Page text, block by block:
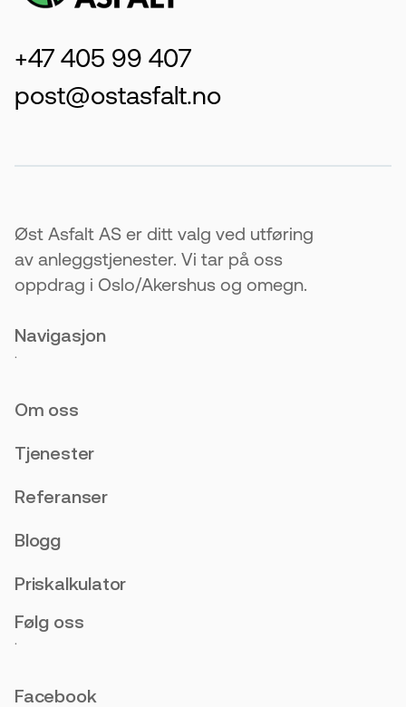
+47 405 99 407
post@ostasfalt.no
Øst Asfalt AS er ditt valg ved utføring
av anleggstjenester. Vi tar på oss
oppdrag i Oslo/Akershus og omegn.
Navigasjon
.
Om oss
Tjenester
Referanser
Blogg
Priskalkulator
Følg oss
.
Facebook